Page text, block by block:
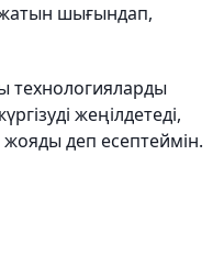
шығындап,
технологияларды
жеңілдетеді,
жояды деп есептеймін.